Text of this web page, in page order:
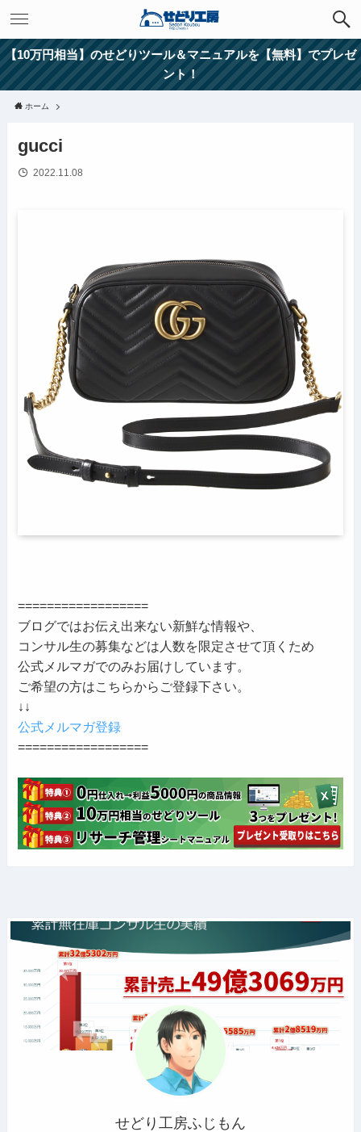
【10万円相当】のせどりツール＆マニュアルを【無料】でプレゼ
ント！
ホーム
gucci
2022.11.08
==================
ブログではお伝え出来ない新鮮な情報や、
コンサル生の募集などは人数を限定させて頂くため
公式メルマガでのみお届けしています。
ご希望の方はこちらからご登録下さい。
↓↓
公式メルマガ登録
==================
せどり工房ふじもん